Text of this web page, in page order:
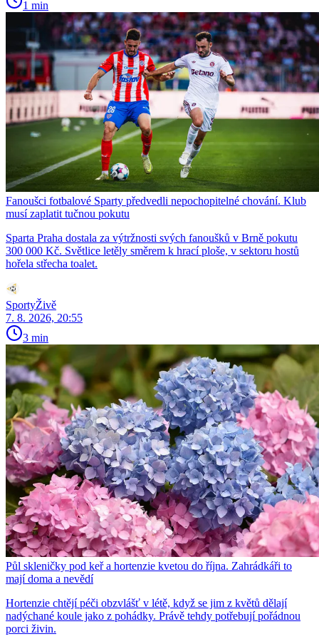
1 min
Fanoušci fotbalové Sparty předvedli nepochopitelné chování. Klub
musí zaplatit tučnou pokutu
Sparta Praha dostala za výtržnosti svých fanoušků v Brně pokutu
300 000 Kč. Světlice letěly směrem k hrací ploše, v sektoru hostů
hořela střecha toalet.
SportyŽivě
7. 8. 2026, 20:55
3 min
Půl skleničky pod keř a hortenzie kvetou do října. Zahrádkáři to
mají doma a nevědí
Hortenzie chtějí péči obzvlášť v létě, když se jim z květů dělají
nadýchané koule jako z pohádky. Právě tehdy potřebují pořádnou
porci živin.